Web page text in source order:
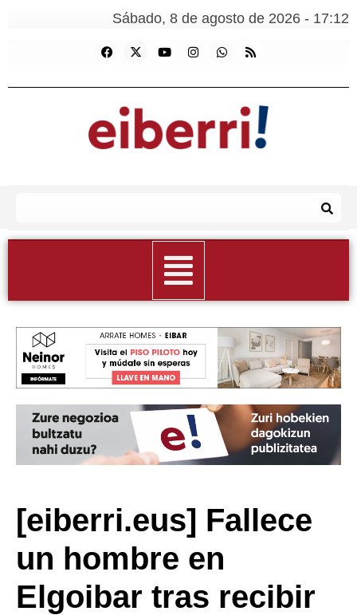
Sábado, 8 de agosto de 2026 - 17:12
[eiberri.eus] Fallece
un hombre en
Elgoibar tras recibir